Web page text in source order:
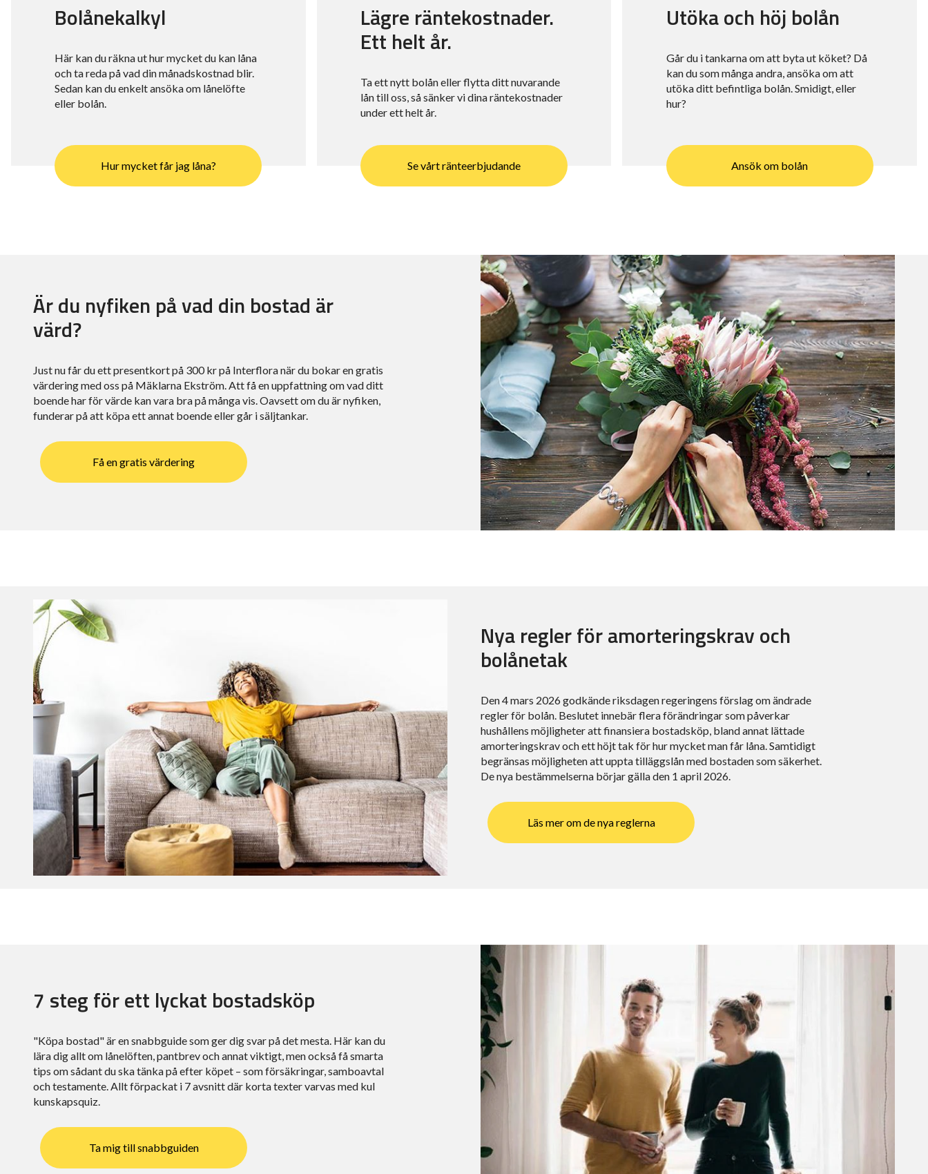
Bolånekalkyl
Här kan du räkna ut hur mycket du kan låna
och ta reda på vad din månadskostnad blir.
Sedan kan du enkelt ansöka om lånelöfte
eller bolån.
Hur mycket får jag låna?
Lägre räntekostnader.
Ett helt år.
Ta ett nytt bolån eller flytta ditt nuvarande
lån till oss, så sänker vi dina räntekostnader
under ett helt år.
Se vårt ränteerbjudande
Utöka och höj bolån
Går du i tankarna om att byta ut köket? Då
kan du som många andra, ansöka om att
utöka ditt befintliga bolån. Smidigt, eller
hur?
Ansök om bolån
Är du nyfiken på vad din bostad är
värd?
Just nu får du ett presentkort på 300 kr på Interflora när du bokar en gratis
värdering med oss på Mäklarna Ekström. Att få en uppfattning om vad ditt
boende har för värde kan vara bra på många vis. Oavsett om du är nyfiken,
funderar på att köpa ett annat boende eller går i säljtankar.
Få en gratis värdering
Nya regler för amorteringskrav och
bolånetak
Den 4 mars 2026 godkände riksdagen regeringens förslag om ändrade
regler för bolån. Beslutet innebär flera förändringar som påverkar
hushållens möjligheter att finansiera bostadsköp, bland annat lättade
amorteringskrav och ett höjt tak för hur mycket man får låna. Samtidigt
begränsas möjligheten att uppta tilläggslån med bostaden som säkerhet.
De nya bestämmelserna börjar gälla den 1 april 2026.
Läs mer om de nya reglerna
7 steg för ett lyckat bostadsköp
"Köpa bostad" är en snabbguide som ger dig svar på det mesta. Här kan du
lära dig allt om lånelöften, pantbrev och annat viktigt, men också få smarta
tips om sådant du ska tänka på efter köpet – som försäkringar, samboavtal
och testamente. Allt förpackat i 7 avsnitt där korta texter varvas med kul
kunskapsquiz.
Ta mig till snabbguiden